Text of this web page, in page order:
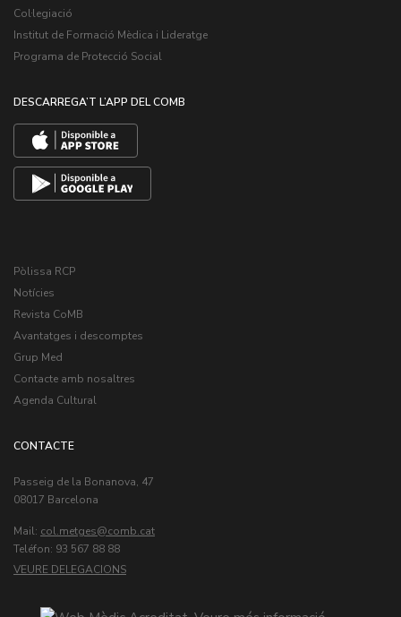
Col·legiació
Institut de Formació Mèdica i Lideratge
Programa de Protecció Social
DESCARREGA’T L’APP DEL COMB
Pòlissa RCP
Notícies
Revista CoMB
Avantatges i descomptes
Grup Med
Contacte amb nosaltres
Agenda Cultural
CONTACTE
Passeig de la Bonanova, 47
08017 Barcelona
Mail: col.metges
Teléfon: 93 567 88 88
VEURE DELEGACIONS